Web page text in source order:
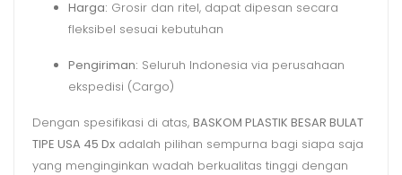
Harga: Grosir dan ritel, dapat dipesan secara
fleksibel sesuai kebutuhan
Pengiriman: Seluruh Indonesia via perusahaan
ekspedisi (Cargo)
Dengan spesifikasi di atas, BASKOM PLASTIK BESAR BULAT
TIPE USA 45 Dx adalah pilihan sempurna bagi siapa saja
yang menginginkan wadah berkualitas tinggi dengan